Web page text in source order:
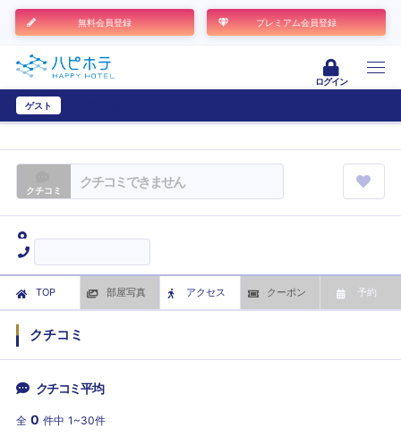
無料会員登録 プレミアム会員登録
ログイン
ゲスト
クチコミ クチコミできません
TOP 部屋写真 アクセス クーポン 予約
クチコミ
クチコミ平均
全 0 件中 1~30件